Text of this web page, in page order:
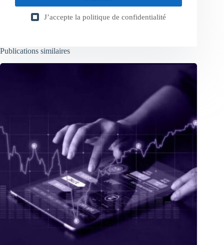
J’accepte la politique de confidentialité
Publications similaires